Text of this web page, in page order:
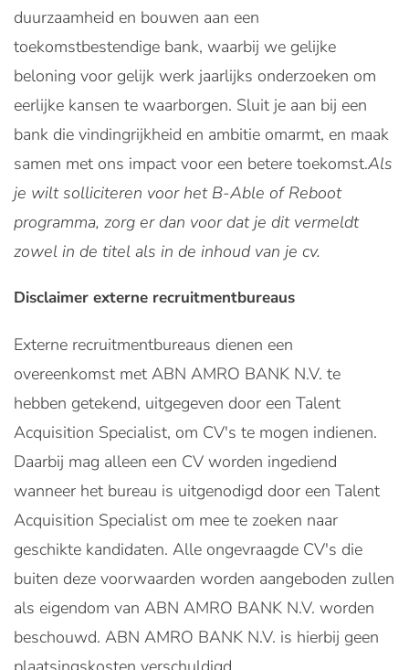
duurzaamheid en bouwen aan een
toekomstbestendige bank, waarbij we gelijke
beloning voor gelijk werk jaarlijks onderzoeken om
eerlijke kansen te waarborgen. Sluit je aan bij een
bank die vindingrijkheid en ambitie omarmt, en maak
samen met ons impact voor een betere toekomst.Als
je wilt solliciteren voor het B-Able of Reboot
programma, zorg er dan voor dat je dit vermeldt
zowel in de titel als in de inhoud van je cv.
Disclaimer externe recruitmentbureaus
Externe recruitmentbureaus dienen een
overeenkomst met ABN AMRO BANK N.V. te
hebben getekend, uitgegeven door een Talent
Acquisition Specialist, om CV's te mogen indienen.
Daarbij mag alleen een CV worden ingediend
wanneer het bureau is uitgenodigd door een Talent
Acquisition Specialist om mee te zoeken naar
geschikte kandidaten. Alle ongevraagde CV's die
buiten deze voorwaarden worden aangeboden zullen
als eigendom van ABN AMRO BANK N.V. worden
beschouwd. ABN AMRO BANK N.V. is hierbij geen